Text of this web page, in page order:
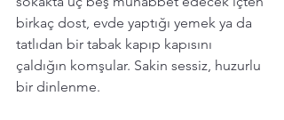
birkaç dost, evde yaptığı yemek ya da
tatlıdan bir tabak kapıp kapısını
çaldığın komşular. Sakin sessiz, huzurlu
bir dinlenme.